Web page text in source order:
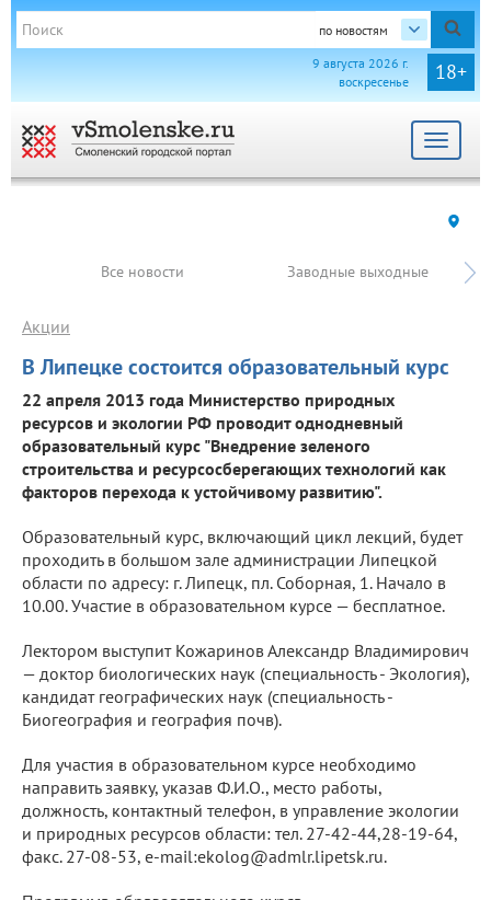
по новостям
18+
9 августа 2026 г.
воскресенье
Toggle
Все новости Заводные выходные
В Липецке состоится образовательный курс
Акции
22 апреля 2013 года Министерство природных
ресурсов и экологии РФ проводит однодневный
образовательный курс "Внедрение зеленого
строительства и ресурсосберегающих технологий как
факторов перехода к устойчивому развитию".
Образовательный курс, включающий цикл лекций, будет
проходить в большом зале администрации Липецкой
области по адресу: г. Липецк, пл. Соборная, 1. Начало в
10.00. Участие в образовательном курсе — бесплатное.
Лектором выступит Кожаринов Александр Владимирович
— доктор биологических наук (специальность - Экология),
кандидат географических наук (специальность -
Биогеография и география почв).
Для участия в образовательном курсе необходимо
направить заявку, указав Ф.И.О., место работы,
должность, контактный телефон, в управление экологии
и природных ресурсов области: тел. 27-42-44,28-19-64,
факс. 27-08-53, e-mail:ekolog@admlr.lipetsk.ru.